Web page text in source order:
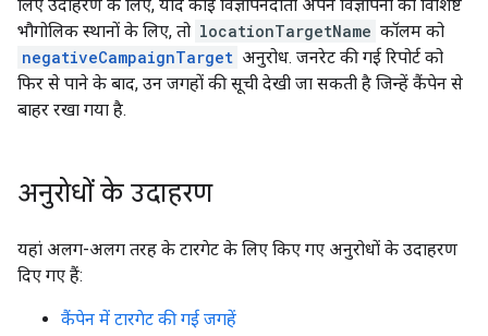
लिए उदाहरण के लिए, यदि कोई विज्ञापनदाता अपने विज्ञापनों को विशिष्ट
भौगोलिक स्थानों के लिए, तो locationTargetName कॉलम को
negativeCampaignTarget अनुरोध. जनरेट की गई रिपोर्ट को
फिर से पाने के बाद, उन जगहों की सूची देखी जा सकती है जिन्हें कैंपेन से
बाहर रखा गया है.
अनुरोधों के उदाहरण
यहां अलग-अलग तरह के टारगेट के लिए किए गए अनुरोधों के उदाहरण
दिए गए हैं:
कैंपेन में टारगेट की गई जगहें